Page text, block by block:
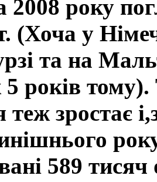
2008 року
(Хоча у
та на
років
теж зростає
589